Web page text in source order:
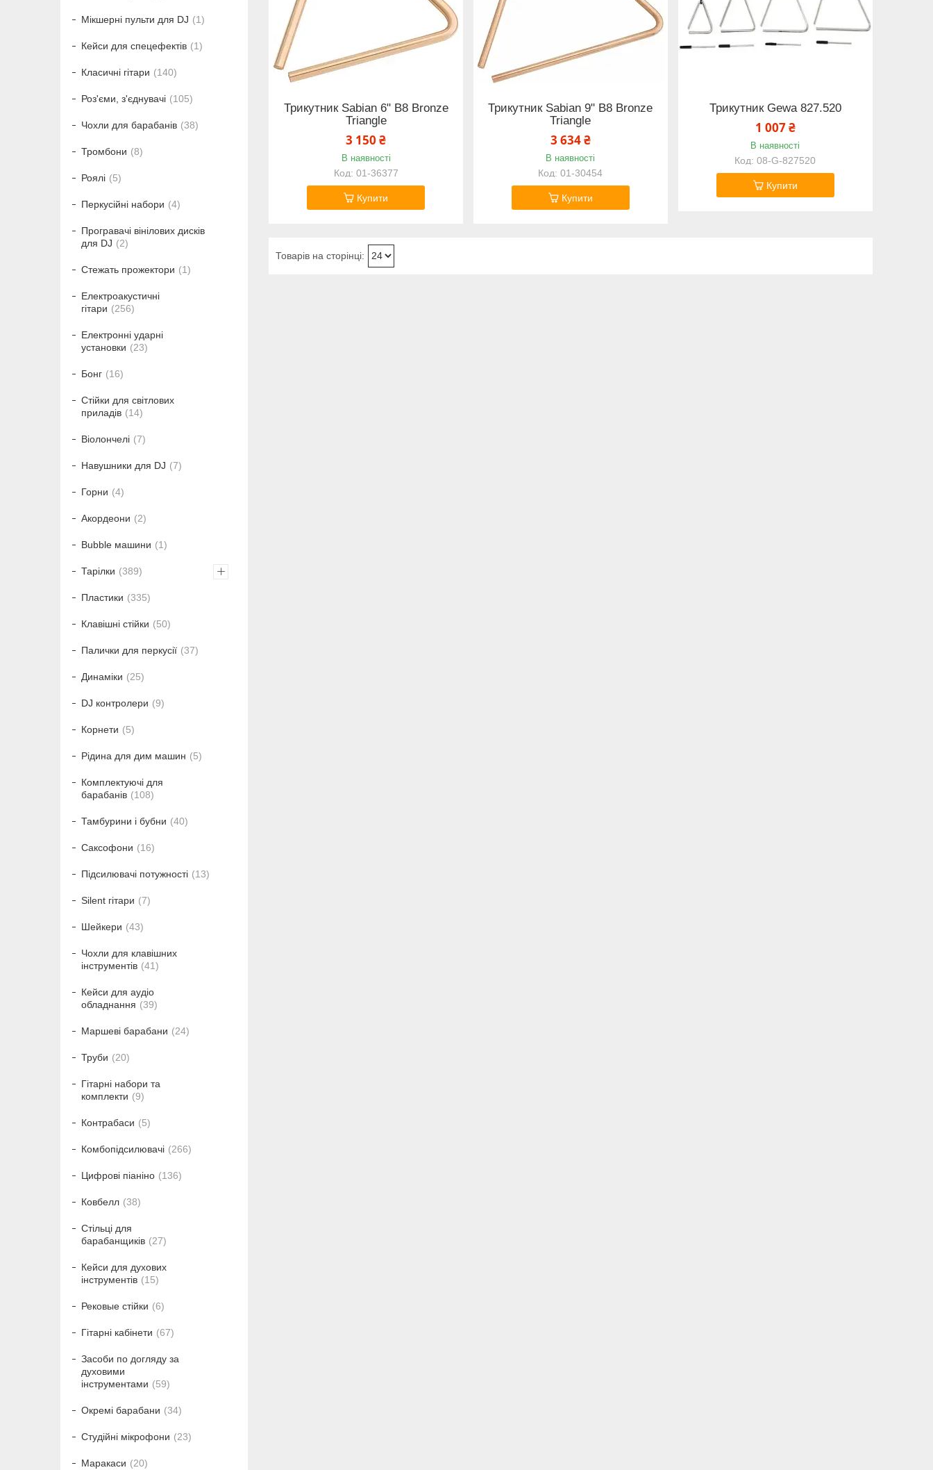
Трикутник Sabian 6" B8 Bronze
Triangle
3 150 ₴
В наявності
01-36377
Купити
Трикутник Sabian 9" B8 Bronze
Triangle
3 634 ₴
В наявності
01-30454
Купити
Трикутник Gewa 827.520
1 007 ₴
В наявності
08-G-827520
Купити
Мікшерні пульти для DJ 1
Кейси для спецефектів 1
Класичні гітари 140
Роз'єми, з'єднувачі 105
Чохли для барабанів 38
Тромбони 8
Роялі 5
Перкусійні набори 4
Програвачі вінілових дисків
для DJ
2
Стежать прожектори 1
Електроакустичні
гітари
256
Електронні ударні
установки
23
Бонг 16
Стійки для світлових
приладів
14
Віолончелі 7
Навушники для DJ 7
Горни 4
Акордеони 2
Bubble машини 1
Тарілки 389
Пластики 335
Клавішні стійки 50
Палички для перкусії 37
Динаміки 25
DJ контролери 9
Корнети 5
Рідина для дим машин 5
Комплектуючі для
барабанів
108
Тамбурини і бубни 40
Саксофони 16
Підсилювачі потужності 13
Silent гітари 7
Шейкери 43
Чохли для клавішних
інструментів
41
Кейси для аудіо
обладнання
39
Маршеві барабани 24
Труби 20
Гітарні набори та
комплекти
9
Контрабаси 5
Комбопідсилювачі 266
Цифрові піаніно 136
Ковбелл 38
Стільці для
барабанщиків
27
Кейси для духових
інструментів
15
Рековые стійки 6
Гітарні кабінети 67
Засоби по догляду за
духовими
інструментами
59
Окремі барабани 34
Студійні мікрофони 23
Маракаси 20